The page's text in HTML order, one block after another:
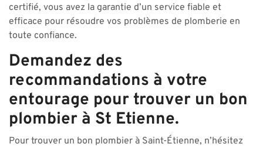
certifié, vous avez la garantie d’un service fiable et
efficace pour résoudre vos problèmes de plomberie en
toute confiance.
Demandez des
recommandations à votre
entourage pour trouver un bon
plombier à St Etienne.
Pour trouver un bon plombier à Saint-Étienne, n’hésitez